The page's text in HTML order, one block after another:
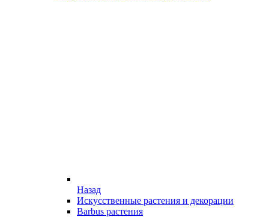
Назад
Искусственные растения и декорации
Barbus растения